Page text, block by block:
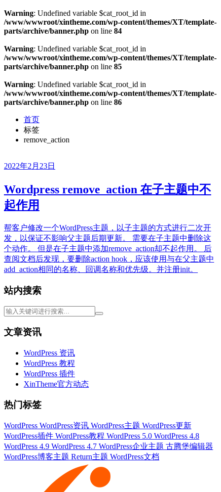
Warning: Undefined variable $cat_root_id in
/www/wwwroot/xintheme.com/wp-content/themes/XT/template-
parts/archive/banner.php on line 84
Warning: Undefined variable $cat_root_id in
/www/wwwroot/xintheme.com/wp-content/themes/XT/template-
parts/archive/banner.php on line 85
Warning: Undefined variable $cat_root_id in
/www/wwwroot/xintheme.com/wp-content/themes/XT/template-
parts/archive/banner.php on line 86
首页
标签
remove_action
2022年2月23日
Wordpress remove_action 在子主题中不
起作用
帮客户修改一个WordPress主题，以子主题的方式进行二次开
发，以保证不影响父主题后期更新。 需要在子主题中删除这
个动作。 但是在子主题中添加remove_action却不起作用。 后
查阅文档后发现，要删除action hook，应该使用与在父主题中
add_action相同的名称、回调名称和优先级。并注册init。
站内搜索
文章资讯
WordPress 资讯
WordPress 教程
WordPress 插件
XinTheme官方动态
热门标签
WordPress WordPress资讯 WordPress主题 WordPress更新
WordPress插件 WordPress教程 WordPress 5.0 WordPress 4.8
WordPress 4.9 WordPress 4.7 WordPress企业主题 古腾堡编辑器
WordPress博客主题 Return主题 WordPress文档